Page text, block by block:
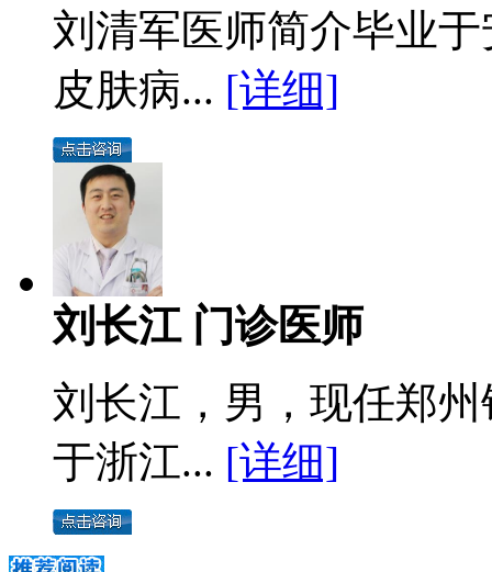
刘清军医师简介毕业
皮肤病... [详细]
刘长江 门诊医师
刘长江，男，现任郑
于浙江... [详细]